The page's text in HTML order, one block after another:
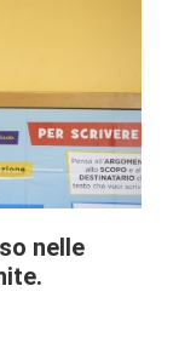
nelle